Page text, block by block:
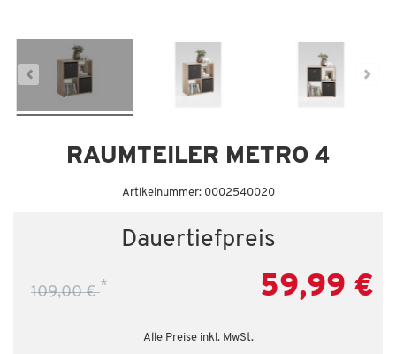
RAUMTEILER METRO 4
Artikelnummer: 0002540020
Dauertiefpreis
109,00 €* 59,99 €
Alle Preise inkl. MwSt.